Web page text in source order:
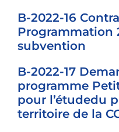
B-2022-16
Programmation
subvention
B-2022-17
programme
pour l’étudedu
territoire de la